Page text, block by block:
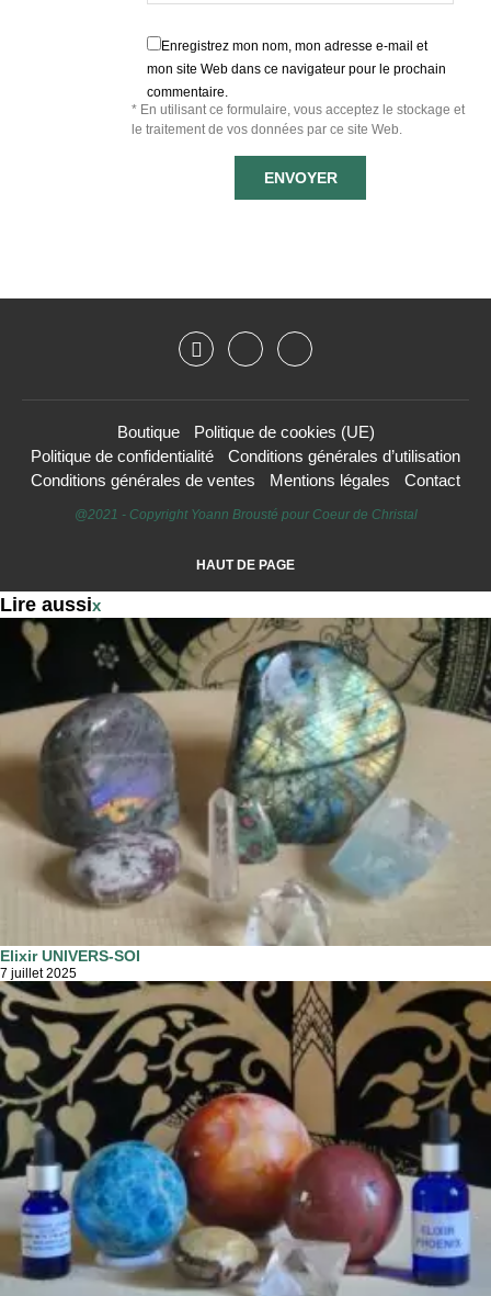
Enregistrez mon nom, mon adresse e-mail et
mon site Web dans ce navigateur pour le prochain
commentaire.
* En utilisant ce formulaire, vous acceptez le stockage et
le traitement de vos données par ce site Web.
Boutique
Politique de cookies (UE)
Politique de confidentialité
Conditions générales d’utilisation
Conditions générales de ventes
Mentions légales Contact
@2021 - Copyright Yoann Brousté pour Coeur de Christal
HAUT DE PAGE
Lire aussix
Elixir UNIVERS-SOI
7 juillet 2025